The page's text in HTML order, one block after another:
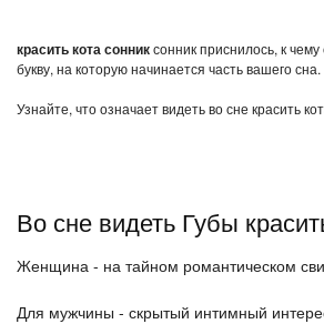
красить кота сонниксонник приснилось, к
букву, на которую начинается часть вашего сна.
Узнайте, что означает видеть во сне красить
Во сне видеть Губы
Женщина - на тайном романтическом
Для мужчины - скрытый интимный